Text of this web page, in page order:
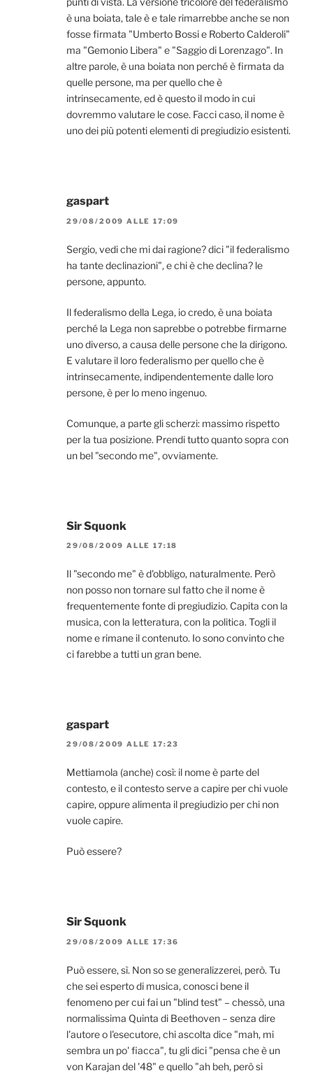
è una boiata, tale è e tale rimarrebbe anche se non
fosse firmata "Umberto Bossi e Roberto Calderoli"
ma "Gemonio Libera" e "Saggio di Lorenzago". In
altre parole, è una boiata non perché è firmata da
quelle persone, ma per quello che è
intrinsecamente, ed è questo il modo in cui
dovremmo valutare le cose. Facci caso, il nome è
uno dei più potenti elementi di pregiudizio esistenti.
gaspart
29/08/2009 ALLE 17:09
Sergio, vedi che mi dai ragione? dici "il federalismo
ha tante declinazioni", e chi è che declina? le
persone, appunto.
Il federalismo della Lega, io credo, è una boiata
perché la Lega non saprebbe o potrebbe firmarne
uno diverso, a causa delle persone che la dirigono.
E valutare il loro federalismo per quello che è
intrinsecamente, indipendentemente dalle loro
persone, è per lo meno ingenuo.
Comunque, a parte gli scherzi: massimo rispetto
per la tua posizione. Prendi tutto quanto sopra con
un bel "secondo me", ovviamente.
Sir Squonk
29/08/2009 ALLE 17:18
Il "secondo me" è d'obbligo, naturalmente. Però
non posso non tornare sul fatto che il nome è
frequentemente fonte di pregiudizio. Capita con la
musica, con la letteratura, con la politica. Togli il
nome e rimane il contenuto. Io sono convinto che
ci farebbe a tutti un gran bene.
gaspart
29/08/2009 ALLE 17:23
Mettiamola (anche) così: il nome è parte del
contesto, e il contesto serve a capire per chi vuole
capire, oppure alimenta il pregiudizio per chi non
vuole capire.
Può essere?
Sir Squonk
29/08/2009 ALLE 17:36
Può essere, sì. Non so se generalizzerei, però. Tu
che sei esperto di musica, conosci bene il
fenomeno per cui fai un "blind test" – chessò, una
normalissima Quinta di Beethoven – senza dire
l'autore o l'esecutore, chi ascolta dice "mah, mi
sembra un po' fiacca", tu gli dici "pensa che è un
von Karajan del '48" e quello "ah beh, però si